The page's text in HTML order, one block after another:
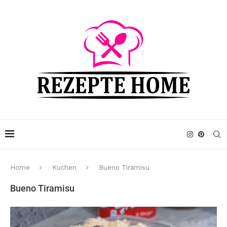
Home Kuchen Bueno Tiramisu
Bueno Tiramisu